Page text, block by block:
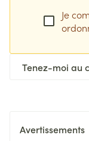
Je
Tenez-moi au
Avertissements